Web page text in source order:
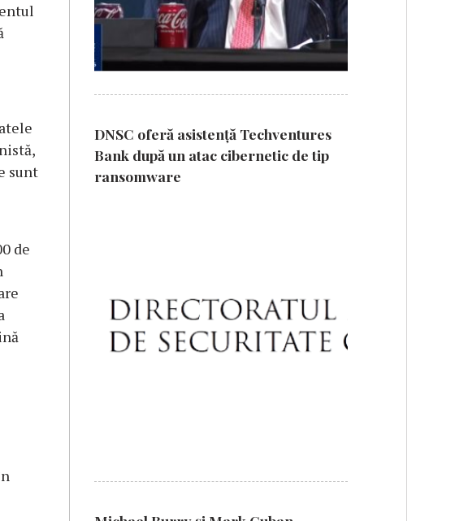
sunt
de
DNSC oferă asistență Techventures
Bank după un atac cibernetic de tip
ransomware